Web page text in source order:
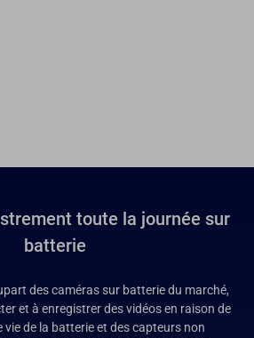
toute la journée sur
batterie
des caméras sur batterie du marché,
et à enregistrer des vidéos en raison de
vie de la batterie et des capteurs non